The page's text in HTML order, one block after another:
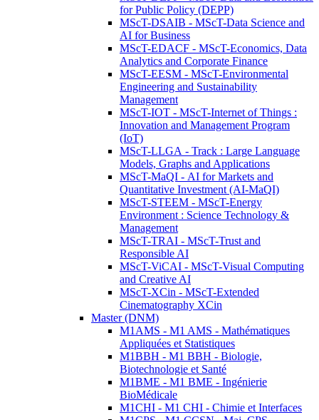
for Public Policy (DEPP)
MScT-DSAIB - MScT-Data Science and
AI for Business
MScT-EDACF - MScT-Economics, Data
Analytics and Corporate Finance
MScT-EESM - MScT-Environmental
Engineering and Sustainability
Management
MScT-IOT - MScT-Internet of Things :
Innovation and Management Program
(IoT)
MScT-LLGA - Track : Large Language
Models, Graphs and Applications
MScT-MaQI - AI for Markets and
Quantitative Investment (AI-MaQI)
MScT-STEEM - MScT-Energy
Environment : Science Technology &
Management
MScT-TRAI - MScT-Trust and
Responsible AI
MScT-ViCAI - MScT-Visual Computing
and Creative AI
MScT-XCin - MScT-Extended
Cinematography XCin
Master (DNM)
M1AMS - M1 AMS - Mathématiques
Appliquées et Statistiques
M1BBH - M1 BBH - Biologie,
Biotechnologie et Santé
M1BME - M1 BME - Ingénierie
BioMédicale
M1CHI - M1 CHI - Chimie et Interfaces